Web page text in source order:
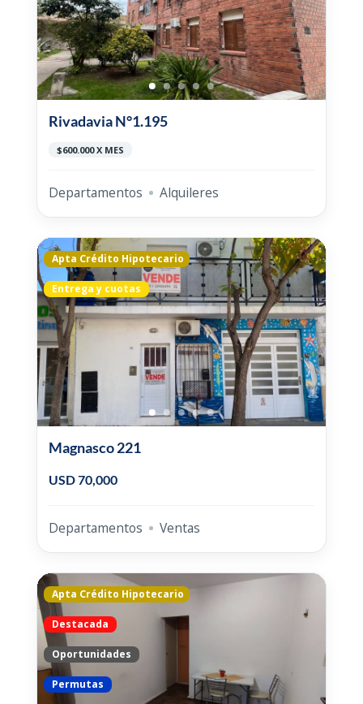
Rivadavia N°1.195
$600.000 X MES
Departamentos Alquileres
Apta Crédito Hipotecario
Entrega y cuotas
Magnasco 221
USD 70,000
Departamentos Ventas
Apta Crédito Hipotecario
Destacada
Oportunidades
Permutas